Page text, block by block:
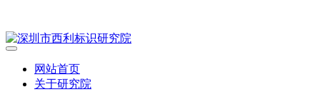
网站首页
关于研究院